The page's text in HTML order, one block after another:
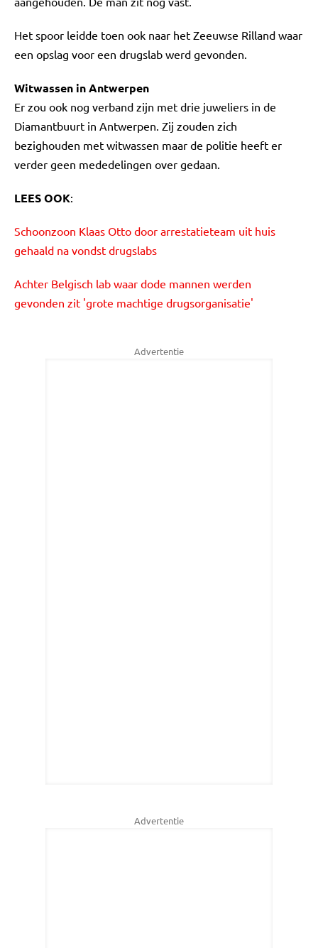
Het spoor leidde toen ook naar het Zeeuwse Rilland waar
een opslag voor een drugslab werd gevonden.
Witwassen in Antwerpen
Er zou ook nog verband zijn met drie juweliers in de
Diamantbuurt in Antwerpen. Zij zouden zich
bezighouden met witwassen maar de politie heeft er
verder geen mededelingen over gedaan.
LEES OOK:
Schoonzoon Klaas Otto door arrestatieteam uit huis
gehaald na vondst drugslabs
Achter Belgisch lab waar dode mannen werden
gevonden zit 'grote machtige drugsorganisatie'
Advertentie
Advertentie